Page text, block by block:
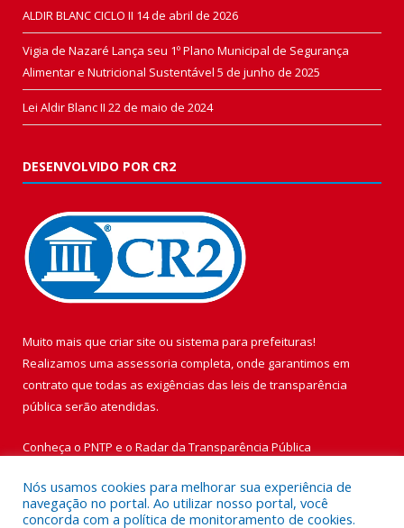
ALDIR BLANC CICLO II 14 de abril de 2026
Vigia de Nazaré Lança seu 1º Plano Municipal de Segurança
Alimentar e Nutricional Sustentável 5 de junho de 2025
Lei Aldir Blanc II 22 de maio de 2024
DESENVOLVIDO POR CR2
Muito mais que criar site ou sistema para prefeituras!
Realizamos uma assessoria completa, onde garantimos em
contrato que todas as exigências das leis de transparência
pública serão atendidas.
Conheça o PNTP e o Radar da Transparência Pública
Nós usamos cookies para melhorar sua experiência de
navegação no portal. Ao utilizar nosso portal, você
concorda com a política de monitoramento de cookies.